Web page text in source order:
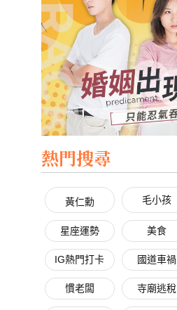
熱門搜尋
黃仁勳 毛小孩
星座運勢 美食
IG熱門打卡 國道車禍
慣老闆 寺廟逃稅